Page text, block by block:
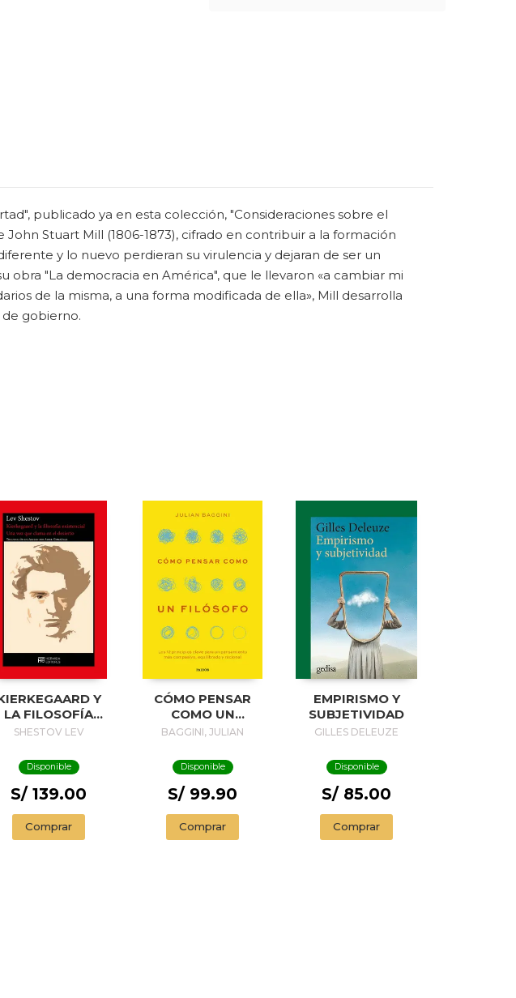
publicado ya en esta colección, "Consideraciones sobre el
Stuart Mill (1806-1873), cifrado en contribuir a la formación
y lo nuevo perdieran su virulencia y dejaran de ser un
"La democracia en América", que le llevaron «a cambiar mi
de la misma, a una forma modificada de ella», Mill desarrolla
gobierno.
Y
LA FILOSOFÍA
EXISTENCIAL
SHESTOV LEV
Disponible
S/ 139.00
Comprar
CÓMO PENSAR
COMO UN
FILÓSOFO
BAGGINI, JULIAN
Disponible
S/ 99.90
Comprar
EMPIRISMO Y
SUBJETIVIDAD
GILLES DELEUZE
Disponible
S/ 85.00
Comprar